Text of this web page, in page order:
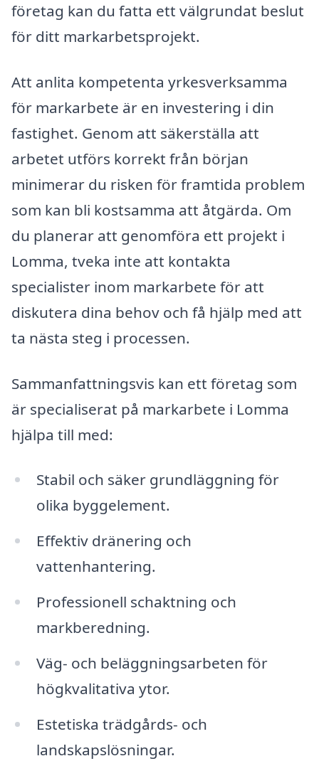
företag kan du fatta ett välgrundat beslut
för ditt markarbetsprojekt.
Att anlita kompetenta yrkesverksamma
för markarbete är en investering i din
fastighet. Genom att säkerställa att
arbetet utförs korrekt från början
minimerar du risken för framtida problem
som kan bli kostsamma att åtgärda. Om
du planerar att genomföra ett projekt i
Lomma, tveka inte att kontakta
specialister inom markarbete för att
diskutera dina behov och få hjälp med att
ta nästa steg i processen.
Sammanfattningsvis kan ett företag som
är specialiserat på markarbete i Lomma
hjälpa till med:
Stabil och säker grundläggning för
olika byggelement.
Effektiv dränering och
vattenhantering.
Professionell schaktning och
markberedning.
Väg- och beläggningsarbeten för
högkvalitativa ytor.
Estetiska trädgårds- och
landskapslösningar.